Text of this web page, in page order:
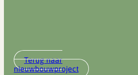
Terug naar
nieuwbouwproject